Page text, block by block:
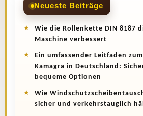
Neueste Beiträge
Wie die Rollenkette DIN 8187
Maschine verbessert
Ein umfassender Leitfaden
Kamagra in Deutschland:
bequeme Optionen
Wie
sicher und verkehrstauglich